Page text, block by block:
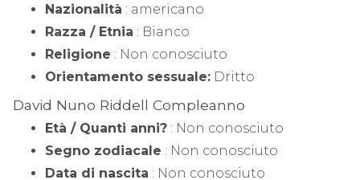
Nazionalità : americano
Razza / Etnia : Bianco
Religione : Non conosciuto
Orientamento sessuale: Dritto
David Nuno ‎Riddell Compleanno
Età / Quanti anni? : Non conosciuto
Segno zodiacale : Non conosciuto
Data di nascita : Non conosciuto